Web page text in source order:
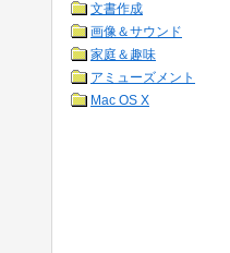
文書作成
画像＆サウンド
家庭＆趣味
アミューズメント
Mac OS X